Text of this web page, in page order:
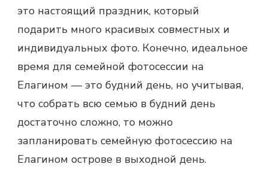
это настоящий праздник, который
подарить много красивых совместных и
индивидуальных фото. Конечно, идеальное
время для семейной фотосессии на
Елагином — это будний день, но учитывая,
что собрать всю семью в будний день
достаточно сложно, то можно
запланировать семейную фотосессию на
Елагином острове в выходной день.